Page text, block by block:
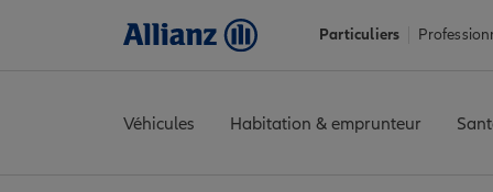
Particuliers
Véhicules Habitation & emprunteur